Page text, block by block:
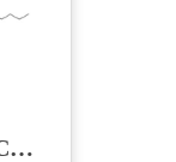
天然脂肪醇-C8-C10混合醇